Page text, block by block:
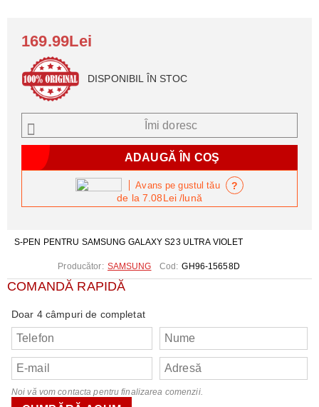
S-PEN PENTRU SAMSUNG GALAXY S23 ULTRA VIOLET
Producător: SAMSUNG Cod: GH96-15658D
COMANDĂ RAPIDĂ
Doar 4 câmpuri de completat
Noi vă vom contacta pentru finalizarea comenzii.
169.99Lei
DISPONIBIL ÎN STOC
Îmi doresc
de la 7.08Lei/lună
Avans pe gustul tău ?